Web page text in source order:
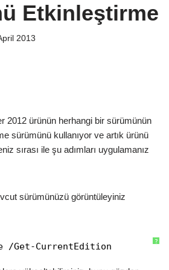
Etkinleştirme
2013
2012 ürünün herhangi bir sürümünün
sürümünü kullanıyor ve artık ürünü
sırası ile şu adımları uygulamanız
sürümünüzü görüntüleyiniz
?
/Get-CurrentEdition